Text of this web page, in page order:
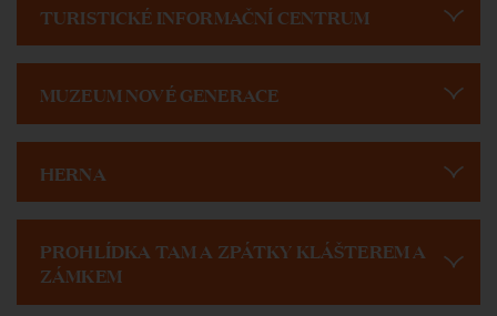
MUZEUM NOVÉ GENERACE
PROHLÍDKA TAM A ZPÁTKY KLÁŠTEREM A
ZÁMKEM
TURISTICKÉ INFORMAČNÍ CENTRUM
HERNA